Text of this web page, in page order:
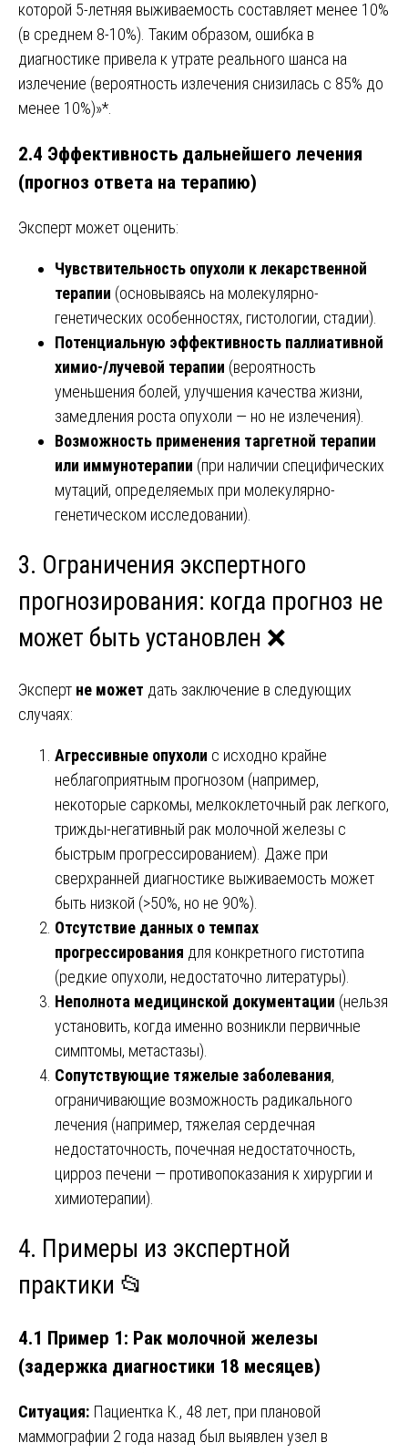
которой 5-летняя выживаемость составляет менее 10%
(в среднем 8-10%). Таким образом, ошибка в
диагностике привела к утрате реального шанса на
излечение (вероятность излечения снизилась с 85% до
менее 10%)»*.
2.4 Эффективность дальнейшего лечения
(прогноз ответа на терапию)
Эксперт может оценить:
Чувствительность опухоли к лекарственной
терапии (основываясь на молекулярно-
генетических особенностях, гистологии, стадии).
Потенциальную эффективность паллиативной
химио-/лучевой терапии (вероятность
уменьшения болей, улучшения качества жизни,
замедления роста опухоли — но не излечения).
Возможность применения таргетной терапии
или иммунотерапии (при наличии специфических
мутаций, определяемых при молекулярно-
генетическом исследовании).
3. Ограничения экспертного
прогнозирования: когда прогноз не
может быть установлен ❌
Эксперт не может дать заключение в следующих
случаях:
Агрессивные опухоли с исходно крайне
неблагоприятным прогнозом (например,
некоторые саркомы, мелкоклеточный рак легкого,
трижды-негативный рак молочной железы с
быстрым прогрессированием). Даже при
сверхранней диагностике выживаемость может
быть низкой (>50%, но не 90%).
Отсутствие данных о темпах
прогрессирования для конкретного гистотипа
(редкие опухоли, недостаточно литературы).
Неполнота медицинской документации (нельзя
установить, когда именно возникли первичные
симптомы, метастазы).
Сопутствующие тяжелые заболевания,
ограничивающие возможность радикального
лечения (например, тяжелая сердечная
недостаточность, почечная недостаточность,
цирроз печени — противопоказания к хирургии и
химиотерапии).
4. Примеры из экспертной
практики 📂
4.1 Пример 1: Рак молочной железы
(задержка диагностики 18 месяцев)
Ситуация: Пациентка К., 48 лет, при плановой
маммографии 2 года назад был выявлен узел в